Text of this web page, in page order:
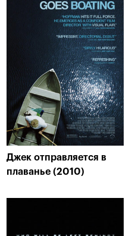
Джек отправляется в
плаванье (2010)